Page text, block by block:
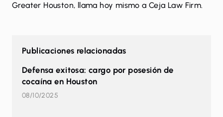
Greater Houston,
llama hoy mismo a Ceja Law Firm.
Publicaciones relacionadas
Defensa exitosa: cargo por posesión de
cocaína en Houston
08/10/2025